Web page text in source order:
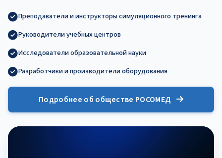
Преподаватели и инструкторы симуляционного тренинга
Руководители учебных центров
Исследователи образовательной науки
Разработчики и производители оборудования
Подробнее об обществе РОСОМЕД